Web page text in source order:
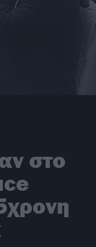
στο